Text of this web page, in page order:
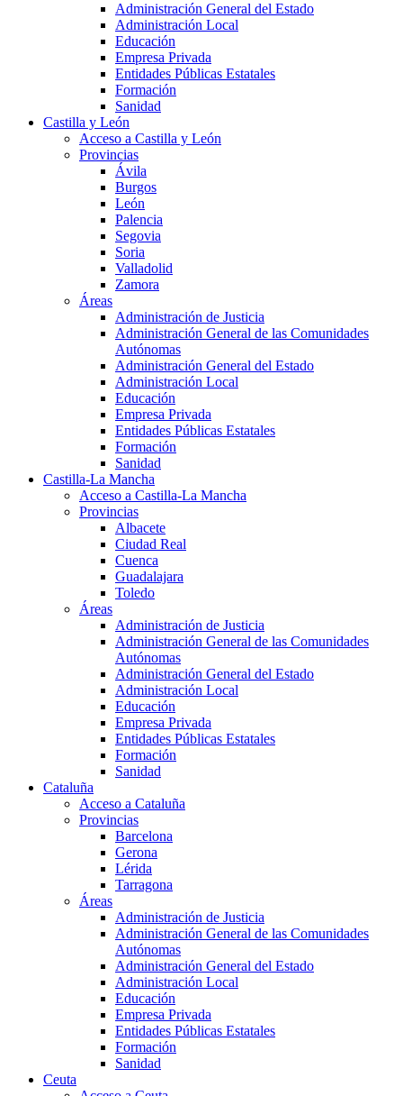
Administración General del Estado
Administración Local
Educación
Empresa Privada
Entidades Públicas Estatales
Formación
Sanidad
Castilla y León
Acceso a Castilla y León
Provincias
Ávila
Burgos
León
Palencia
Segovia
Soria
Valladolid
Zamora
Áreas
Administración de Justicia
Administración General de las Comunidades
Autónomas
Administración General del Estado
Administración Local
Educación
Empresa Privada
Entidades Públicas Estatales
Formación
Sanidad
Castilla-La Mancha
Acceso a Castilla-La Mancha
Provincias
Albacete
Ciudad Real
Cuenca
Guadalajara
Toledo
Áreas
Administración de Justicia
Administración General de las Comunidades
Autónomas
Administración General del Estado
Administración Local
Educación
Empresa Privada
Entidades Públicas Estatales
Formación
Sanidad
Cataluña
Acceso a Cataluña
Provincias
Barcelona
Gerona
Lérida
Tarragona
Áreas
Administración de Justicia
Administración General de las Comunidades
Autónomas
Administración General del Estado
Administración Local
Educación
Empresa Privada
Entidades Públicas Estatales
Formación
Sanidad
Ceuta